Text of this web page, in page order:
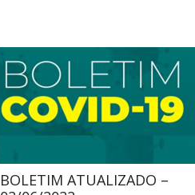
BOLETIM ATUALIZADO –